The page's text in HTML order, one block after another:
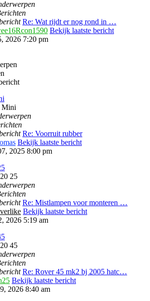
Re: Wat rijdt er nog rond in …
Bekijk laatste bericht
2026 7:20 pm
Mini
Re: Voorruit rubber
Bekijk laatste bericht
2025 8:00 pm
25
Re: Mistlampen voor monteren …
Bekijk laatste bericht
2026 5:19 am
45
Re: Rover 45 mk2 bj 2005 hatc…
Bekijk laatste bericht
2026 8:40 am